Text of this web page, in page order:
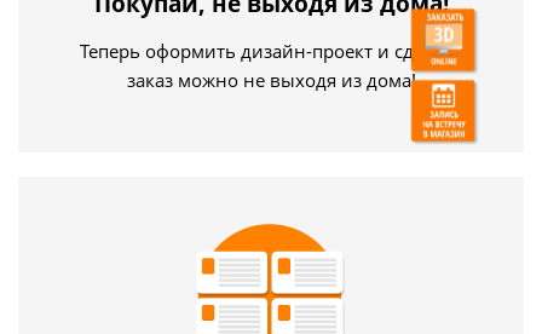
Теперь оформить дизайн-проект и сделать
заказ можно не выходя из дома!